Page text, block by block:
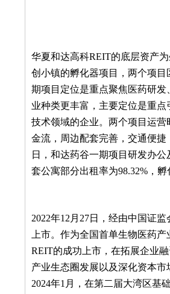
华夏和达高科REIT的底层资产
创小镇的孵化器项目，两个项
期项目定位是重点聚焦医药研
业种类更丰富，主要定位是重
技术领域的企业。两个项目运
金流，周边配套完善，交通便捷
日，和达药谷一期项目研发办
套公寓部分出租率为98.32%，孵
2022年12月27日，经由中国证
上市。作为全国首单生物医药
REIT的成功上市，在拓展企业
产业生态圈发展以及深化资本市
2024年1月，在第二届大湾区基